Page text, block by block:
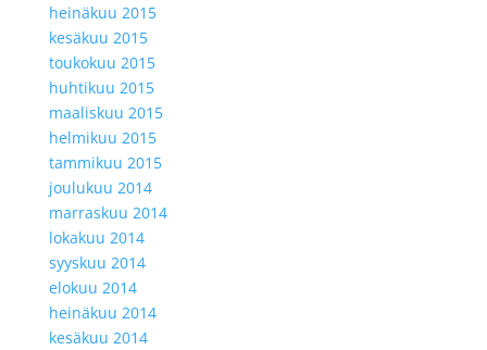
heinäkuu 2015
kesäkuu 2015
toukokuu 2015
huhtikuu 2015
maaliskuu 2015
helmikuu 2015
tammikuu 2015
joulukuu 2014
marraskuu 2014
lokakuu 2014
syyskuu 2014
elokuu 2014
heinäkuu 2014
kesäkuu 2014